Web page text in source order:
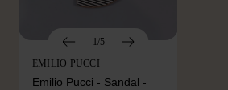
1/5
EMILIO PUCCI
Emilio Pucci - Sandal -